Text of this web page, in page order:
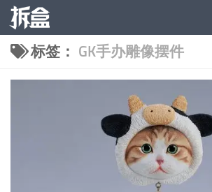
跳至内容
标签： GK手办雕像摆件